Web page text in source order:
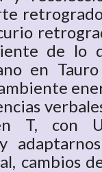
de lo
en
T, con
cambios